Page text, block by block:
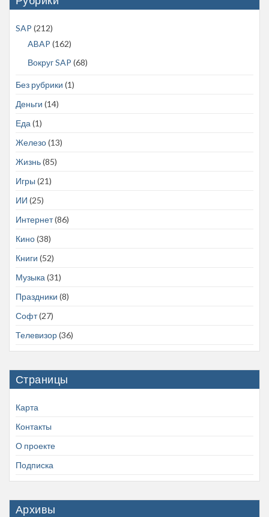
SAP (212)
ABAP (162)
Вокруг SAP (68)
Без рубрики (1)
Деньги (14)
Еда(1)
Железо(13)
Жизнь(85)
Игры (21)
ИИ (25)
Интернет(86)
Кино(38)
Книги (52)
Музыка(31)
Праздники (8)
Софт(27)
Телевизор(36)
Страницы
Карта
Контакты
О проекте
Подписка
Архивы